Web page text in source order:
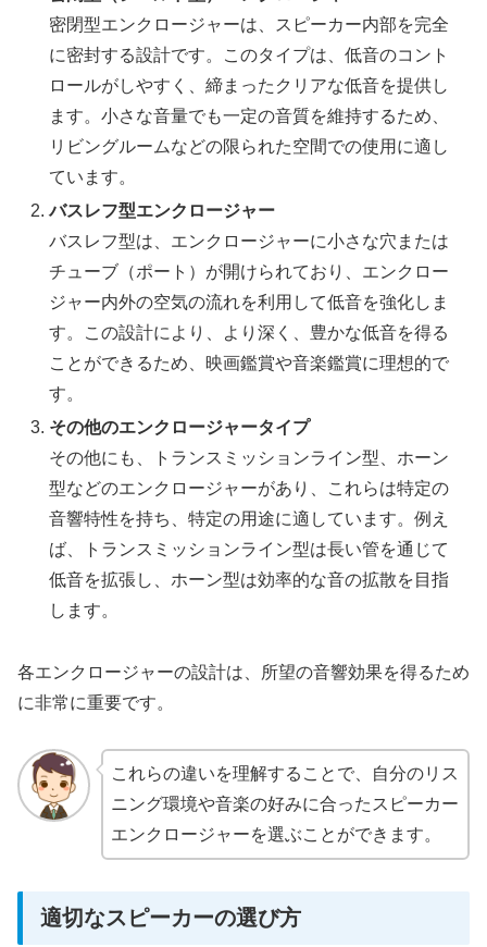
密閉型エンクロージャーは、スピーカー内部を完全
に密封する設計です。このタイプは、低音のコント
ロールがしやすく、締まったクリアな低音を提供し
ます。小さな音量でも一定の音質を維持するため、
リビングルームなどの限られた空間での使用に適し
ています。
バスレフ型エンクロージャー
バスレフ型は、エンクロージャーに小さな穴または
チューブ（ポート）が開けられており、エンクロー
ジャー内外の空気の流れを利用して低音を強化しま
す。この設計により、より深く、豊かな低音を得る
ことができるため、映画鑑賞や音楽鑑賞に理想的で
す。
その他のエンクロージャータイプ
その他にも、トランスミッションライン型、ホーン
型などのエンクロージャーがあり、これらは特定の
音響特性を持ち、特定の用途に適しています。例え
ば、トランスミッションライン型は長い管を通じて
低音を拡張し、ホーン型は効率的な音の拡散を目指
します。
各エンクロージャーの設計は、所望の音響効果を得るため
に非常に重要です。
これらの違いを理解することで、自分のリス
ニング環境や音楽の好みに合ったスピーカー
エンクロージャーを選ぶことができます。
適切なスピーカーの選び方